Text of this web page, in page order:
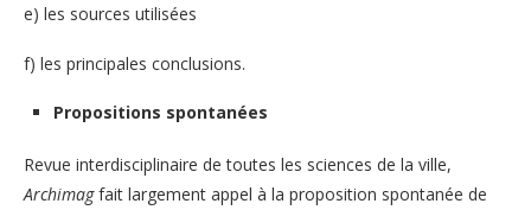
e) les sources utilisées
f) les principales conclusions.
Propositions spontanées
Revue interdisciplinaire de toutes les sciences de la ville,
Archimagfait largement appel à la proposition spontanée de